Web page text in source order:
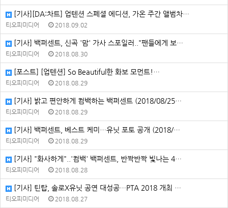
[기사][DA:차트] 업텐션 스페셜 에디션, 가온 주간 앨범차…
티오피미디어 2018.09.02
[기사] 백퍼센트, 신곡 '맘' 가사 스포일러.."팬들에게 보…
티오피미디어 2018.08.30
[포스트] [업텐션] So Beautiful한 화보 모먼트!…
티오피미디어 2018.08.29
[기사] 밝고 편안하게 컴백하는 백퍼센트 (2018/08/25…
티오피미디어 2018.08.29
[기사] 백퍼센트, 베스트 케미…유닛 포토 공개 (2018/…
티오피미디어 2018.08.29
[기사] "화사하게"..'컴백' 백퍼센트, 반짝반짝 빛나는 4…
티오피미디어 2018.08.28
[기사] 틴탑, 솔로X유닛 공연 대성공…PTA 2018 개최 …
티오피미디어 2018.08.27